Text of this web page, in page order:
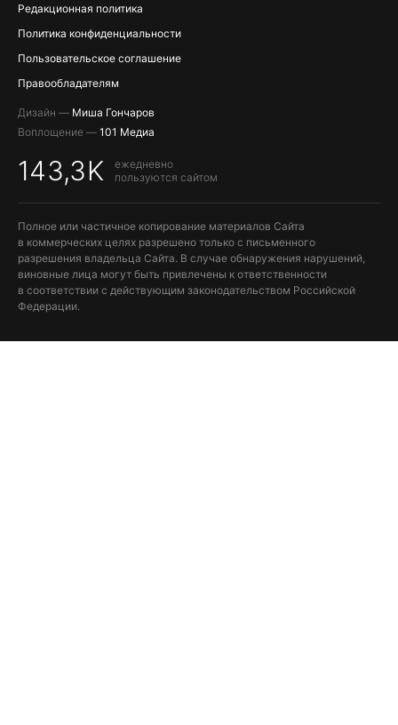
Редакционная политика
Политика конфиденциальности
Пользовательское соглашение
Правообладателям
Дизайн — Миша Гончаров
Воплощение — 101 Медиа
143,3K
ежедневно
пользуются сайтом
Полное или частичное копирование материалов Сайта
в коммерческих целях разрешено только с письменного
разрешения владельца Сайта. В случае обнаружения нарушений,
виновные лица могут быть привлечены к ответственности
в соответствии с действующим законодательством Российской
Федерации.